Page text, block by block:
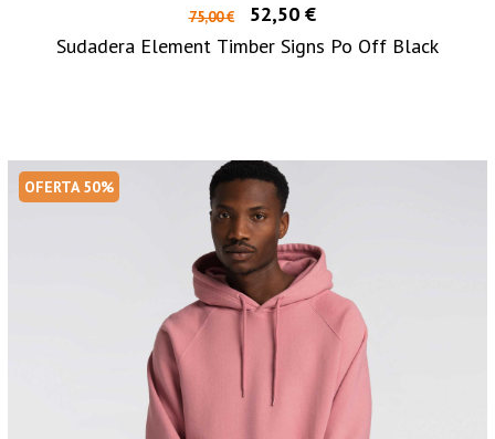
75,00 €
52,50 €
Sudadera Element Timber Signs Po Off Black
OFERTA 50%